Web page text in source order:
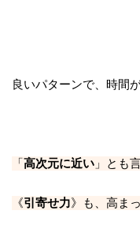
良いパターンで、 時間
「高次元に近い 」とも
《引寄せ力》も、高ま